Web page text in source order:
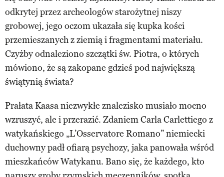
odkrytej przez archeologów starożytnej niszy
grobowej, jego oczom ukazała się kupka kości
przemieszanych z ziemią i fragmentami materiału.
Czyżby odnaleziono szczątki św. Piotra, o których
mówiono, że są zakopane gdzieś pod największą
świątynią świata?
Prałata Kaasa niezwykłe znalezisko musiało mocno
wzruszyć, ale i przerazić. Zdaniem Carla Carlettiego z
watykańskiego „L’Osservatore Romano” niemiecki
duchowny padł ofiarą psychozy, jaka panowała wśród
mieszkańców Watykanu. Bano się, że każdego, kto